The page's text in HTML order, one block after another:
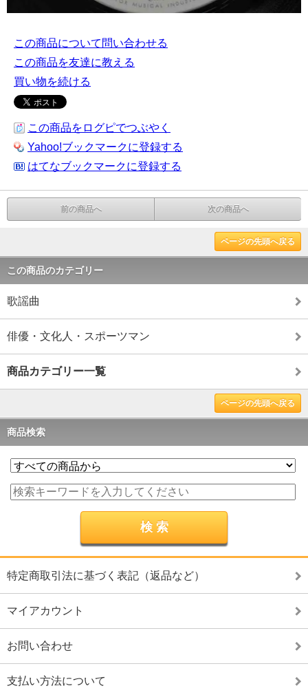
この商品について問い合わせる
この商品を友達に教える
買い物を続ける
この商品をログピでつぶやく
Yahoo!ブックマークに登録する
はてなブックマークに登録する
前の商品へ 次の商品へ
ページの先頭へ戻る
この商品のカテゴリー
歌謡曲
俳優・文化人・スポーツマン
商品カテゴリー一覧
ページの先頭へ戻る
商品検索
特定商取引法に基づく表記（返品など）
マイアカウント
お問い合わせ
支払い方法について